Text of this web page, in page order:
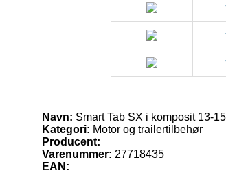
Navn: Smart Tab SX i komposit 13-
Kategori: Motor og trailertilbehør
Producent:
Varenummer: 27718435
EAN: